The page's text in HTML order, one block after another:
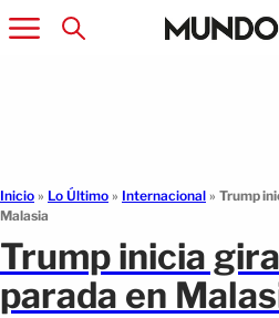
Inicio » Lo Último » Internacional » Trump
Malasia
Trump inicia
parada en